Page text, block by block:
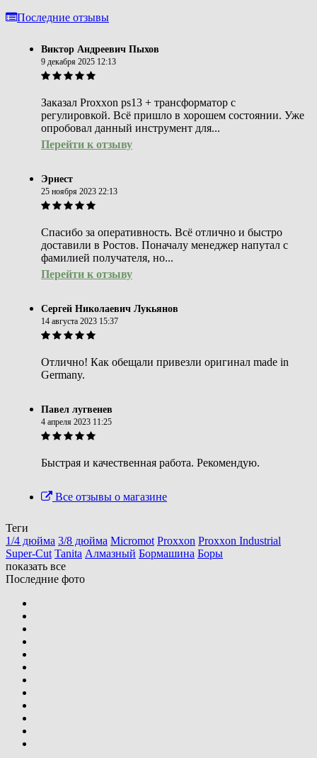
Последние отзывы
Виктор Андреевич Пыхов
9 декабря 2025 12:13
Заказал Proxxon ps13 + трансформатор с
регулировкой. Всё пришло в хорошем состоянии. Уже
опробовал данный инструмент для...
Перейти к отзыву
Эрнест
25 ноября 2023 22:13
Спасибо за оперативность. Всё отлично и быстро
доставили в Ростов. Поначалу менеджер напутал с
фамилией получателя, но...
Перейти к отзыву
Сергей Николаевич Лукьянов
14 августа 2023 15:37
Отлично! Как обещали привезли оригинал made in
Germany.
Павел лугвенев
4 апреля 2023 11:25
Быстрая и качественная работа. Рекомендую.
Все отзывы о магазине
Теги
1/4 дюйма 3/8 дюйма Micromot Proxxon Proxxon Industrial
Super-Cut Tanita Алмазный Бормашина Боры
показать все
Последние фото